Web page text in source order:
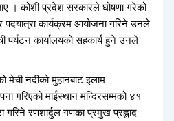
। कोशी प्रदेश सरकारले घोषणा गरेको
कार्यक्रम आयोजना गरिने उनले
पर्यटन कार्यालयको सहकार्य हुने उनले
मेची नदीको मुहानबाट इलाम
गरिएको माईस्थान मन्दिरसम्मको ४१
गरिने रणशार्दुल गणका प्रमुख प्रह्लाद